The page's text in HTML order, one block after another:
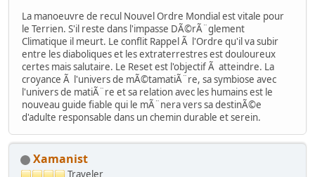
La manoeuvre de recul Nouvel Ordre Mondial est vitale pour
le Terrien. S'il reste dans l'impasse DÃ©rÃ¨glement
Climatique il meurt. Le conflit Rappel Ã l'Ordre qu'il va subir
entre les diaboliques et les extraterrestres est douloureux
certes mais salutaire. Le Reset est l'objectif Ã atteindre. La
croyance Ã l'univers de mÃ©tamatiÃ¨re, sa symbiose avec
l'univers de matiÃ¨re et sa relation avec les humains est le
nouveau guide fiable qui le mÃ¨nera vers sa destinÃ©e
d'adulte responsable dans un chemin durable et serein.
Xamanist
Traveler